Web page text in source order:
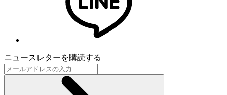
ニュースレターを購読する